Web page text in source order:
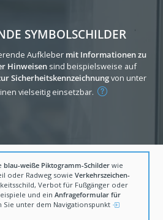
SYMBOLSCHILDER
Aufkleber mit Informationen zu
Hinweisen sind beispielsweise auf
Sicherheitskennzeichnungvon unter
vielseitig einsetzbar.
Schildern
blau-weiße Piktogramm-Schilderwie
oder Radweg sowie Verkehrszeichen-
Verbot für Fußgänger oder
und ein Anfrageformular für
unter dem Navigationspunkt